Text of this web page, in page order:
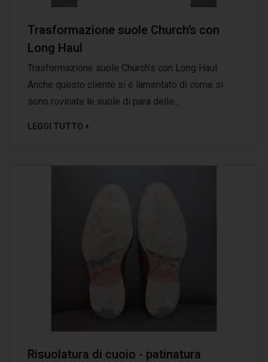
Trasformazione suole Church’s con
Long Haul
Trasformazione suole Church’s con Long Haul
Anche questo cliente si è lamentato di come si
sono rovinate le suole di para delle...
LEGGI TUTTO
Risuolatura di cuoio - patinatura